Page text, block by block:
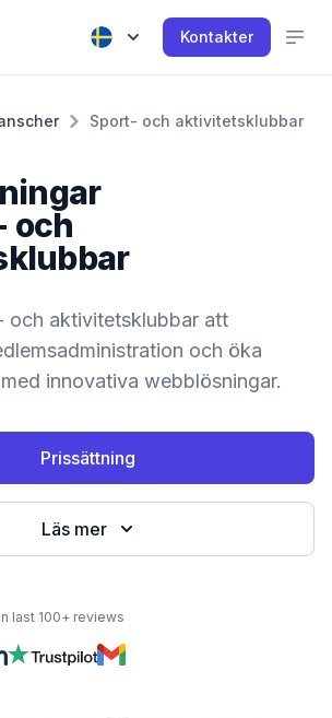
Kontakter
Sport- och aktivitetsklubbar
och
och aktivitetsklubbar att
och öka
innovativa webblösningar.
Prissättning
Läs mer
last 100+ reviews